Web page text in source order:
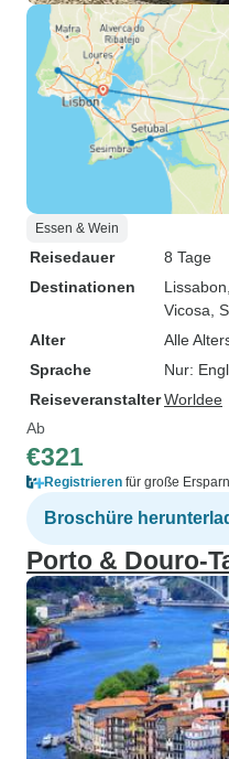
Essen & Wein
Reisedauer
8 Tage
Destinationen
Lissabon
Vicosa ,
Alter
Alle
Sprache
Nur:
ReiseveranstalterWorldee
Ab
€321
Registrieren für große
Broschüre
Porto & Douro-